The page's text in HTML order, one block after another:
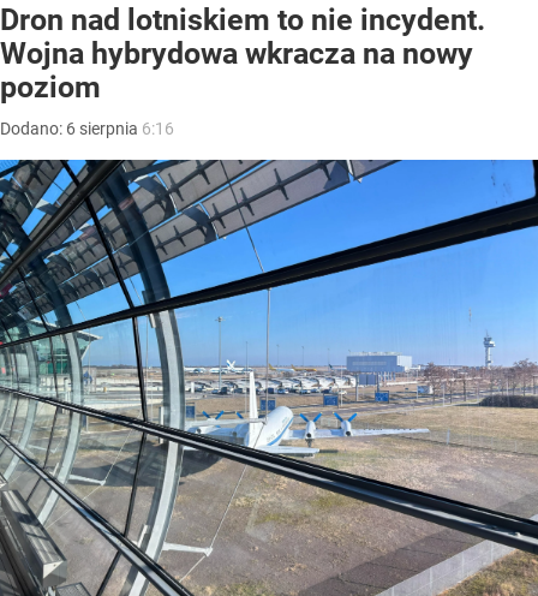
Dron nad lotniskiem to nie incydent.
Wojna hybrydowa wkracza na nowy
poziom
Dodano: 6 sierpnia 6:16